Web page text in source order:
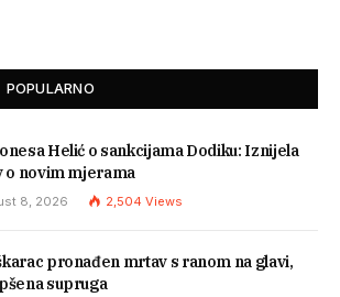
POPULARNO
Helić o sankcijama Dodiku: Iznijela
o novim mjerama
8, 2026 2,504 Views
pronađen mrtav s ranom na glavi,
supruga